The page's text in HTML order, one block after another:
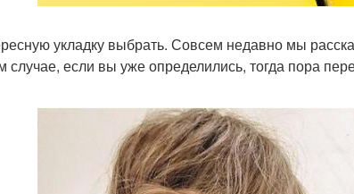
укладку выбрать. Совсем недавно мы
если вы уже определились, тогда пора